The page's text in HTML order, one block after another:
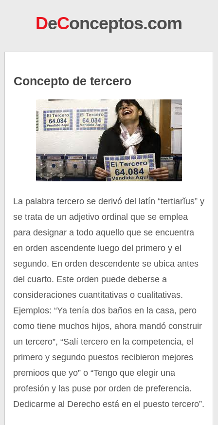
DeConceptos.com
Concepto de tercero
La palabra tercero se derivó del latín “tertiarĭus” y
se trata de un adjetivo ordinal que se emplea
para designar a todo aquello que se encuentra
en orden ascendente luego del primero y el
segundo. En orden descendente se ubica antes
del cuarto. Este orden puede deberse a
consideraciones cuantitativas o cualitativas.
Ejemplos: “Ya tenía dos baños en la casa, pero
como tiene muchos hijos, ahora mandó construir
un tercero”, “Salí tercero en la competencia, el
primero y segundo puestos recibieron mejores
premioos que yo” o “Tengo que elegir una
profesión y las puse por orden de preferencia.
Dedicarme al Derecho está en el puesto tercero”.